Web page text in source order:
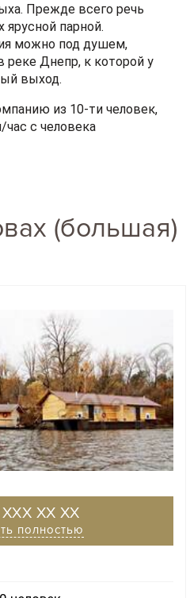
Прежде всего речь
ярусной парной.
можно под душем,
Днепр, к которой у
выход.
из 10-ти человек,
с человека
(большая)
XX XX
полностью